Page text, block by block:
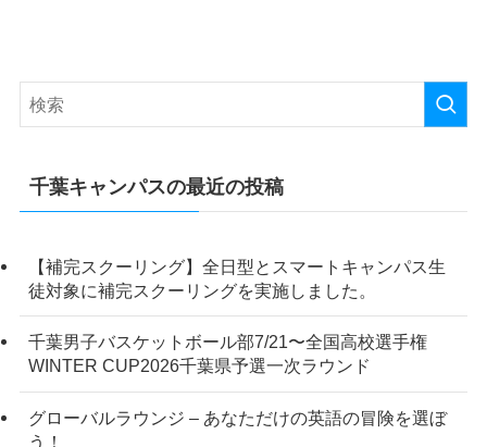
千葉キャンパスの最近の投稿
【補完スクーリング】全日型とスマートキャンパス生
徒対象に補完スクーリングを実施しました。
千葉男子バスケットボール部7/21〜全国高校選手権
WINTER CUP2026千葉県予選一次ラウンド
グローバルラウンジ – あなただけの英語の冒険を選ぼ
う！